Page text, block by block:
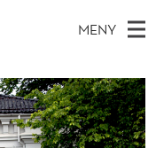
MENY